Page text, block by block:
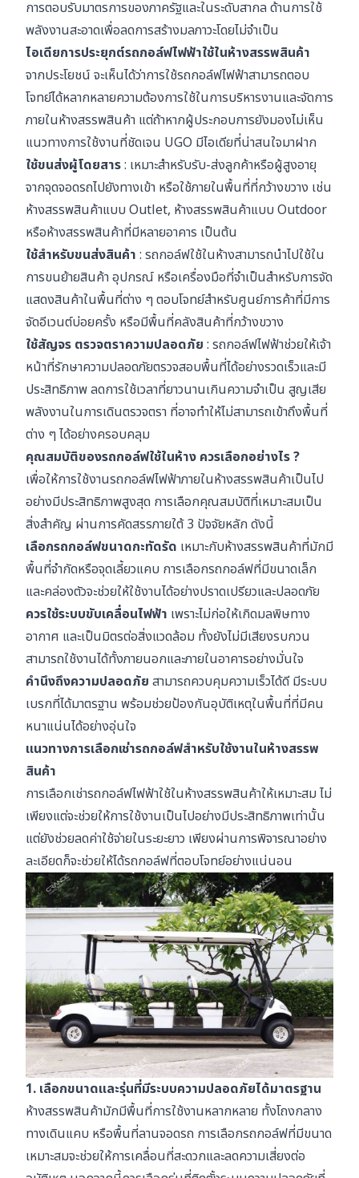
การตอบรับมาตรการของภาครัฐและในระดับสากล ด้านการใช้
พลังงานสะอาดเพื่อลดการสร้างมลภาวะโดยไม่จำเป็น
ไอเดียการประยุกต์รถกอล์ฟไฟฟ้าใช้ในห้างสรรพสินค้า
จากประโยชน์ จะเห็นได้ว่าการใช้รถกอล์ฟไฟฟ้าสามารถตอบ
โจทย์ได้หลากหลายความต้องการใช้ในการบริหารงานและจัดการ
ภายในห้างสรรพสินค้า แต่ถ้าหากผู้ประกอบการยังมองไม่เห็น
แนวทางการใช้งานที่ชัดเจน UGO มีไอเดียที่น่าสนใจมาฝาก
ใช้ขนส่งผู้โดยสาร: เหมาะสำหรับรับ-ส่งลูกค้าหรือผู้สูงอายุ
จากจุดจอดรถไปยังทางเข้า หรือใช้ภายในพื้นที่ที่กว้างขวาง เช่น
ห้างสรรพสินค้าแบบ Outlet, ห้างสรรพสินค้าแบบ Outdoor
หรือห้างสรรพสินค้าที่มีหลายอาคาร เป็นต้น
ใช้สำหรับขนส่งสินค้า : รถกอล์ฟใช้ในห้างสามารถนำไปใช้ใน
การขนย้ายสินค้า อุปกรณ์ หรือเครื่องมือที่จำเป็นสำหรับการจัด
แสดงสินค้าในพื้นที่ต่าง ๆ ตอบโจทย์สำหรับศูนย์การค้าที่มีการ
จัดอีเวนต์บ่อยครั้ง หรือมีพื้นที่คลังสินค้าที่กว้างขวาง
ใช้สัญจร ตรวจตราความปลอดภัย : รถกอล์ฟไฟฟ้าช่วยให้เจ้า
หน้าที่รักษาความปลอดภัยตรวจสอบพื้นที่ได้อย่างรวดเร็วและมี
ประสิทธิภาพ ลดการใช้เวลาที่ยาวนานเกินความจำเป็น สูญเสีย
พลังงานในการเดินตรวจตรา ที่อาจทำให้ไม่สามารถเข้าถึงพื้นที่
ต่าง ๆ ได้อย่างครอบคลุม
คุณสมบัติของรถกอล์ฟใช้ในห้าง ควรเลือกอย่างไร ?
เพื่อให้การใช้งานรถกอล์ฟไฟฟ้าภายในห้างสรรพสินค้าเป็นไป
อย่างมีประสิทธิภาพสูงสุด การเลือกคุณสมบัติที่เหมาะสมเป็น
สิ่งสำคัญ ผ่านการคัดสรรภายใต้ 3 ปัจจัยหลัก ดังนี้
เลือกรถกอล์ฟขนาดกะทัดรัด เหมาะกับห้างสรรพสินค้าที่มักมี
พื้นที่จำกัดหรือจุดเลี้ยวแคบ การเลือกรถกอล์ฟที่มีขนาดเล็ก
และคล่องตัวจะช่วยให้ใช้งานได้อย่างปราดเปรียวและปลอดภัย
ควรใช้ระบบขับเคลื่อนไฟฟ้า เพราะไม่ก่อให้เกิดมลพิษทาง
อากาศ และเป็นมิตรต่อสิ่งแวดล้อม ทั้งยังไม่มีเสียงรบกวน
สามารถใช้งานได้ทั้งภายนอกและภายในอาคารอย่างมั่นใจ
คำนึงถึงความปลอดภัย สามารถควบคุมความเร็วได้ดี มีระบบ
เบรกที่ได้มาตรฐาน พร้อมช่วยป้องกันอุบัติเหตุในพื้นที่ที่มีคน
หนาแน่นได้อย่างอุ่นใจ
แนวทางการเลือกเช่ารถกอล์ฟสำหรับใช้งานในห้างสรรพ
สินค้า
การเลือกเช่ารถกอล์ฟไฟฟ้าใช้ในห้างสรรพสินค้าให้เหมาะสม ไม่
เพียงแต่จะช่วยให้การใช้งานเป็นไปอย่างมีประสิทธิภาพเท่านั้น
แต่ยังช่วยลดค่าใช้จ่ายในระยะยาว เพียงผ่านการพิจารณาอย่าง
ละเอียดก็จะช่วยให้ได้รถกอล์ฟที่ตอบโจทย์อย่างแน่นอน
1. เลือกขนาดและรุ่นที่มีระบบความปลอดภัยได้มาตรฐาน
ห้างสรรพสินค้ามักมีพื้นที่การใช้งานหลากหลาย ทั้งโถงกลาง
ทางเดินแคบ หรือพื้นที่ลานจอดรถ การเลือกรถกอล์ฟที่มีขนาด
เหมาะสมจะช่วยให้การเคลื่อนที่สะดวกและลดความเสี่ยงต่อ